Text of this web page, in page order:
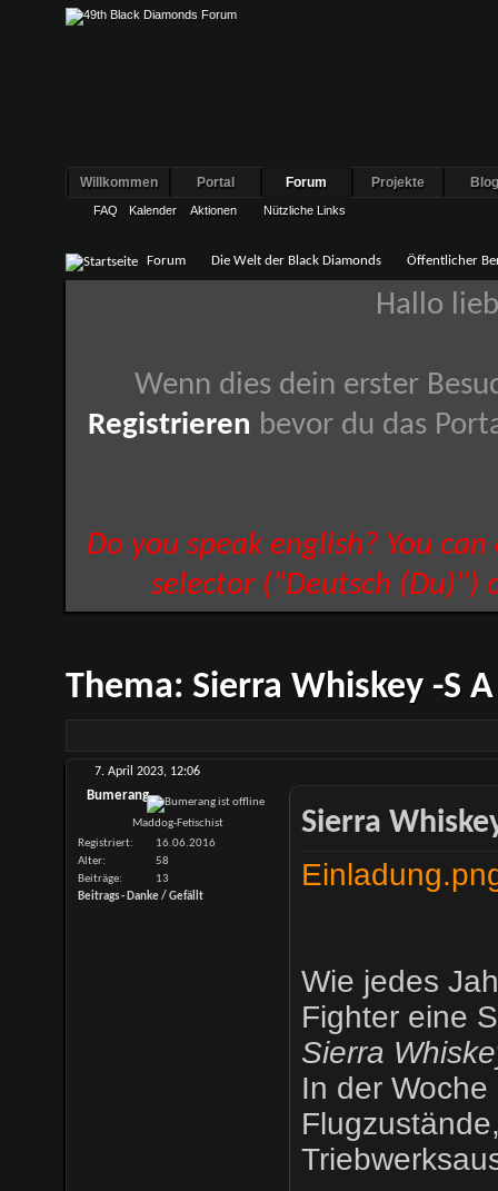
Willkommen Portal Forum
FAQ Kalender Aktionen Nützliche Links
Projekte
Forum Die Welt der Black Diamonds Öffentlicher
Hallo
Wenn dies dein erster
Registrieren bevor du das
Do you speak english? You
selector ("Deutsch (Du)")
Thema: Sierra Whiskey -S A
7. April 2023, 12:06
Bumerang
Maddog-Fetischist
Registriert
16.06.2016
Alter
58
Beiträge
13
Beitrags - Danke / Gefällt
Sierra
Wie jedes
Fighter eine
Sierra
In der